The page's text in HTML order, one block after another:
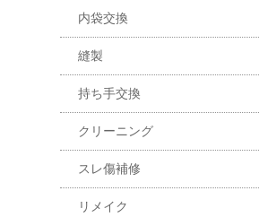
内袋交換
縫製
持ち手交換
クリーニング
スレ傷補修
リメイク